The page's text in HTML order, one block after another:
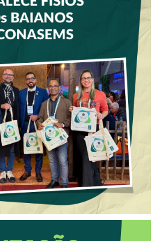
7 FORTALECE
GESTORES
DURANTE O
DO CONASEMS